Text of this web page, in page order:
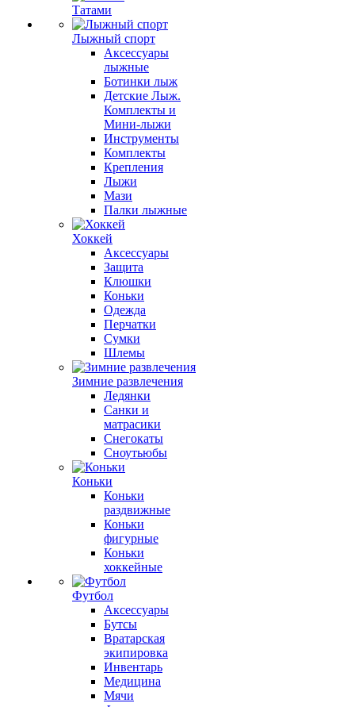
Татами
Лыжный спорт
Аксессуары
лыжные
Ботинки лыж
Детские Лыж.
Комплекты и
Мини-лыжи
Инструменты
Комплекты
Крепления
Лыжи
Мази
Палки лыжные
Хоккей
Аксессуары
Защита
Клюшки
Коньки
Одежда
Перчатки
Сумки
Шлемы
Зимние развлечения
Ледянки
Санки и
матрасики
Снегокаты
Сноутьюбы
Коньки
Коньки
раздвижные
Коньки
фигурные
Коньки
хоккейные
Футбол
Аксессуары
Бутсы
Вратарская
экипировка
Инвентарь
Медицина
Мячи